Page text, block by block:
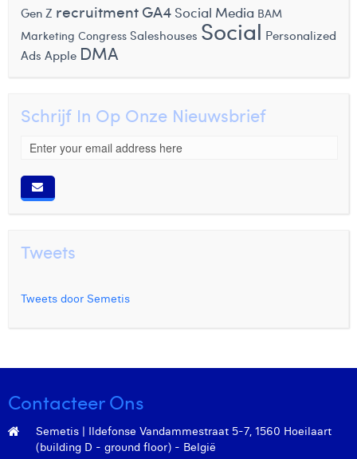
Gen Z recruitmentGA4 Social Media BAM
Marketing Congress Saleshouses Social Personalized
Ads Apple DMA
Schrijf In Op Onze Nieuwsbrief
Tweets
Tweets door Semetis
Contacteer Ons
Semetis | Ildefonse Vandammestraat 5-7, 1560 Hoeilaart
(building D - ground floor) - België